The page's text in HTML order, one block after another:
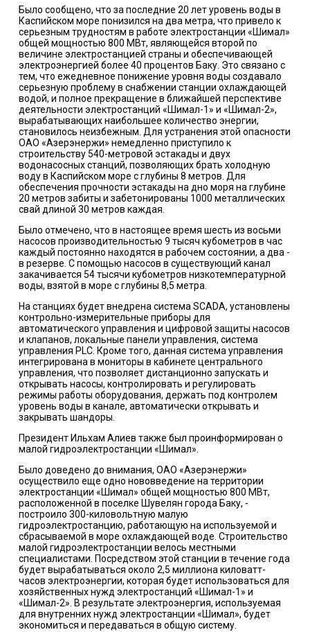
Было сообщено, что за последние 20 лет уровень воды в
Каспийском море понизился на два метра, что привело к
серьезным трудностям в работе электростанции «Шимал»
общей мощностью 800 МВт, являющейся второй по
величине электростанцией страны и обеспечивающей
электроэнергией более 40 процентов Баку. Это связано с
тем, что ежедневное понижение уровня воды создавало
серьезную проблему в снабжении станции охлаждающей
водой, и полное прекращение в ближайшей перспективе
деятельности электростанций «Шимал-1» и «Шимал-2»,
вырабатывающих наибольшее количество энергии,
становилось неизбежным. Для устранения этой опасности
ОАО «Азерэнержи» немедленно приступило к
строительству 540-метровой эстакады и двух
водонасосных станций, позволяющих брать холодную
воду в Каспийском море с глубины 8 метров. Для
обеспечения прочности эстакады на дно моря на глубине
20 метров забиты и забетонированы 1000 металлических
свай длиной 30 метров каждая.
Было отмечено, что в настоящее время шесть из восьми
насосов производительностью 9 тысяч кубометров в час
каждый постоянно находятся в рабочем состоянии, а два -
в резерве. С помощью насосов в существующий канал
закачивается 54 тысячи кубометров низкотемпературной
воды, взятой в море с глубины 8,5 метра.
На станциях будет внедрена система SCADA, установлены
контрольно-измерительные приборы для
автоматического управления и цифровой защиты насосов
и клапанов, локальные панели управления, система
управления PLC. Кроме того, данная система управления
интегрирована в мониторы в кабинете центрального
управления, что позволяет дистанционно запускать и
открывать насосы, контролировать и регулировать
режимы работы оборудования, держать под контролем
уровень воды в канале, автоматически открывать и
закрывать шандоры.
Президент Ильхам Алиев также был проинформирован о
малой гидроэлектростанции «Шимал».
Было доведено до внимания, ОАО «Азерэнержи»
осуществило еще одно нововведение на территории
электростанции «Шимал» общей мощностью 800 МВт,
расположенной в поселке Шувелян города Баку, -
построило 300-киловольтную малую
гидроэлектростанцию, работающую на используемой и
сбрасываемой в море охлаждающей воде. Строительство
малой гидроэлектростанции велось местными
специалистами. Посредством этой станции в течение года
будет вырабатываться около 2,5 миллиона киловатт-
часов электроэнергии, которая будет использоваться для
хозяйственных нужд электростанций «Шимал-1» и
«Шимал-2». В результате электроэнергия, используемая
для внутренних нужд электростанции «Шимал», будет
экономиться и передаваться в общую систему.